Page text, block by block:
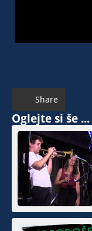
Share
Oglejte si še ...